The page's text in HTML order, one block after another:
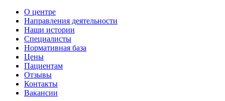
О центре
Направления деятельности
Наши истории
Специалисты
Нормативная база
Цены
Пациентам
Отзывы
Контакты
Вакансии